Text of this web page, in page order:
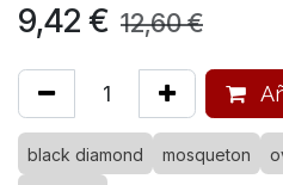
9,42 € 12,60€
black diamond mosqueton